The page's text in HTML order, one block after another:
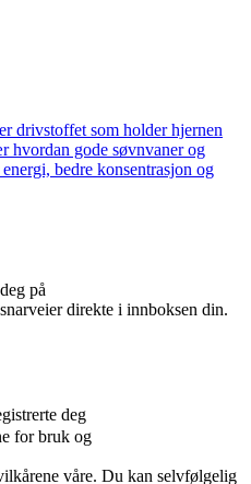
drivstoffet som holder hjernen
hvordan gode søvnvaner og
bedre konsentrasjon og
på
direkte i innboksen din.
deg
for bruk og
våre. Du kan selvfølgelig